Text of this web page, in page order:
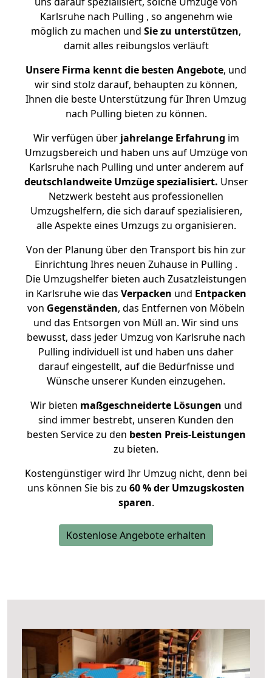
Karlsruhe nach Pulling , so angenehm wie
möglich zu machen und Sie zu unterstützen,
damit alles reibungslos verläuft
Unsere Firma kennt die besten Angebote, und
wir sind stolz darauf, behaupten zu können,
Ihnen die beste Unterstützung für Ihren Umzug
nach Pulling bieten zu können.
Wir verfügen überjahrelange Erfahrung im
Umzugsbereich und haben uns auf Umzüge von
Karlsruhe nach Pulling und unter anderem auf
deutschlandweite Umzüge spezialisiert. Unser
Netzwerk besteht aus professionellen
Umzugshelfern, die sich darauf spezialisieren,
alle Aspekte eines Umzugs zu organisieren.
Von der Planung über den Transport bis hin zur
Einrichtung Ihres neuen Zuhause in Pulling .
Die Umzugshelfer bieten auch Zusatzleistungen
in Karlsruhe wie das Verpacken und Entpacken
von Gegenständen, das Entfernen von Möbeln
und das Entsorgen von Müll an. Wir sind uns
bewusst, dass jeder Umzug von Karlsruhe nach
Pulling individuell ist und haben uns daher
darauf eingestellt, auf die Bedürfnisse und
Wünsche unserer Kunden einzugehen.
Wir bieten maßgeschneiderte Lösungen und
sind immer bestrebt, unseren Kunden den
besten Service zu den besten Preis-Leistungen
zu bieten.
Kostengünstiger wird Ihr Umzug nicht, denn bei
uns können Sie bis zu 60 % der Umzugskosten
sparen.
Kostenlose Angebote erhalten